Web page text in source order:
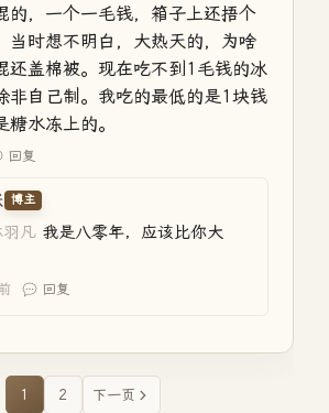
的，一个一毛钱，箱子上还捂个
当时想不明白，大热天的，为啥
还盖棉被。现在吃不到1毛钱的冰
非自己制。我吃的最低的是1块钱
糖水冻上的。
回复
博主
羽凡 我是八零年，应该比你大
回复
1 2 下一页